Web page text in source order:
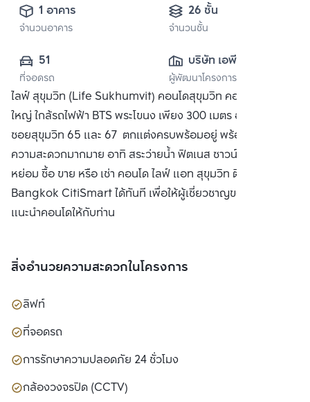
1 อาคาร
จำนวนอาคาร
26 ชั้น
จำนวนชั้น
51
ที่จอดรถ
บริษัท เอพี (ไทย
แลนด์)
จำกัด(มหาชน)
ผู้พัฒนาโครงการ
ไลฟ์ สุขุมวิท (Life Sukhumvit) คอนโดสุขุมวิท คอนโดติดถนน
ใหญ่ ใกล้รถไฟฟ้า BTS พระโขนง เพียง 300 เมตร อยู่ระหว่าง
ซอยสุขุมวิท 65 และ 67 ตกแต่งครบพร้อมอยู่ พร้อมสิ่งอำนวย
ความสะดวกมากมาย อาทิ สระว่ายน้ำ ฟิตเนส ซาวน์น่า และส่วน
หย่อม ซื้อ ขาย หรือ เช่า คอนโด ไลฟ์ แอท สุขุมวิท ติดต่อหาเรา
Bangkok CitiSmart ได้ทันที เพื่อให้ผู้เชี่ยวชาญของเราได้
แนะนำคอนโดให้กับท่าน
สิ่งอำนวยความสะดวกในโครงการ
ลิฟท์
ที่จอดรถ
การรักษาความปลอดภัย 24 ชั่วโมง
กล้องวงจรปิด (CCTV)